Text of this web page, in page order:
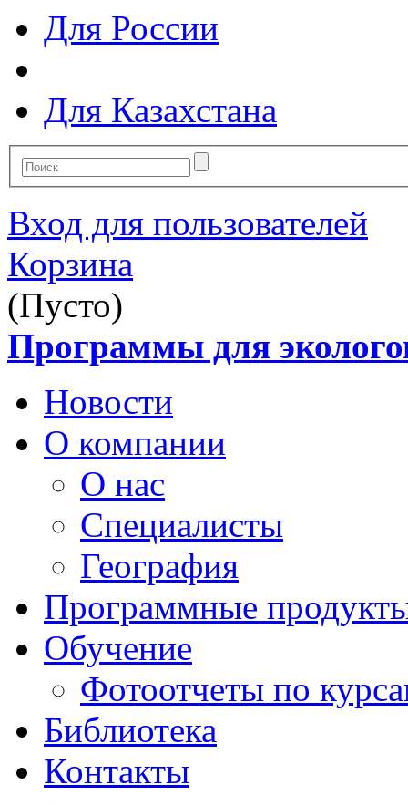
Для России
Для Казахстана
Вход для пользователей
Корзина
(Пусто)
Программы для
Новости
О компании
О нас
Специалисты
География
Программные
Обучение
Фотоотчеты по
Библиотека
Контакты